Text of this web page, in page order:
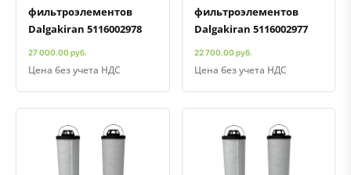
фильтроэлементов
Dalgakiran 5116002978
27 000.00 руб.
Цена без учета НДС
фильтроэлементов
Dalgakiran 5116002977
22 700.00 руб.
Цена без учета НДС